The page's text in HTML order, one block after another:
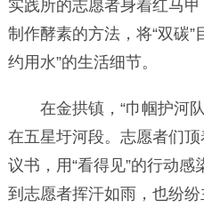
实践所的志愿者身着红马
制作酵素的方法，将“双碳”
约用水”的生活细节。
在金拱镇，“巾帼护河队
在五星圩河段。志愿者们
议书，用“看得见”的行动
到志愿者挥汗如雨，也纷纷